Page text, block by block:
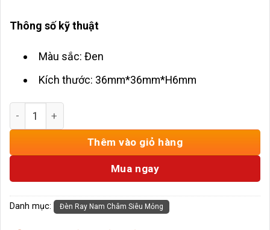
Thông số kỹ thuật
Màu sắc: Đen
Kích thước: 36mm*36mm*H6mm
Nối Góc Nằm Đèn Ray Nam Châm Siêu Mỏng số lượng
Thêm vào giỏ hàng
Mua ngay
Danh mục: Đèn Ray Nam Châm Siêu Mỏng